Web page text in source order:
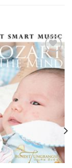
Add
to
wishlist